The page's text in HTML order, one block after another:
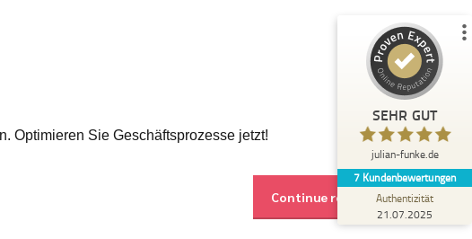
Optimieren Sie Geschäftsprozesse jetzt!
Continue reading
SEHR GUT
julian-funke.de
7 Kundenbewertungen
Authentizität
21.07.2025
Erfahren Sie mehr über dieses Bewertungssiegel
Anonym
5,00
Julian Funke ist ein wirklicher Experte im KI
Bereich, der auch den technischen
Background mitbringt und Wis...